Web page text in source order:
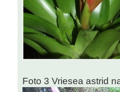
Foto 3 Vriesea astrid